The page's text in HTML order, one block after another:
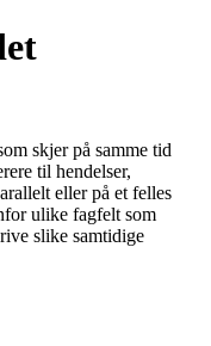
skjer på samme tid
til hendelser,
eller på et felles
ulike fagfelt som
slike samtidige